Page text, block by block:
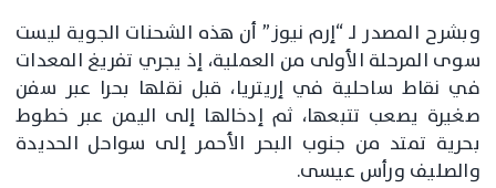
وبشرح المصدر لـ “إرم نيوز” أن هذه الشحنات الجوية ليست
سوى المرحلة الأولى من العملية، إذ يجري تفريغ المعدات
في نقاط ساحلية في إريتريا، قبل نقلها بحرا عبر سفن
صغيرة يصعب تتبعها، ثم إدخالها إلى اليمن عبر خطوط
بحرية تمتد من جنوب البحر الأحمر إلى سواحل الحديدة
والصليف ورأس عيسى.